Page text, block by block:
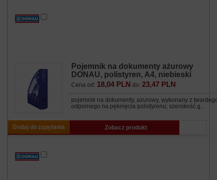
Pojemnik na dokumenty ażurowy
DONAU, polistyren, A4, niebieski
Cena od: 18,04 PLN do: 23,47 PLN
pojemnik na dokumenty, ażurowy, wykonany z
odpornego na pęknięcia polistyrenu; szerokość g...
Dodaj do zapytania Zobacz produkt